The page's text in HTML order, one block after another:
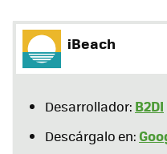
iBeach
Desarrollador: B2DI
Descárgalo en: